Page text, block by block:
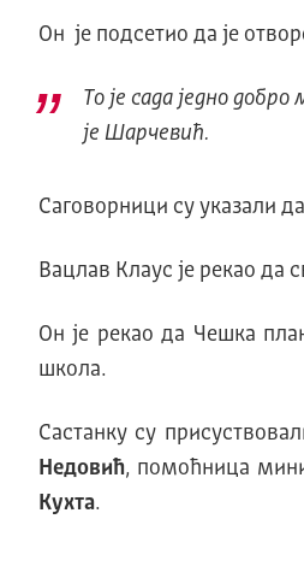
Он је подсетио да је
То је сада једно
је Шарчевић.
Саговорници су указали
Вацлав Клаус је рекао да
Он је рекао да Чешка
школа.
Састанку су
Недовић, помоћница
Кухта.